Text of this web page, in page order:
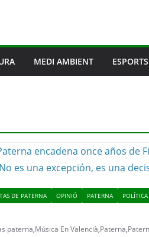
MEDI AMBIENT ESPORTS
DE PATERNA OPINIÓ PATERNA POLÍTICA
paterna,Música En Valencià,Paterna,